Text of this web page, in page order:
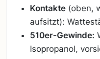
Kontakte (oben,
aufsitzt):
510er-Gewinde:
Isopropanol,